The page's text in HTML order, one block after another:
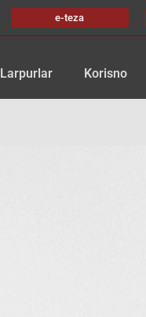
e-teza
Larpurlar Korisno